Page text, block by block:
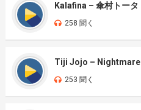
Kalafina – 傘村トータ
258 聞く
Tiji Jojo – Nightmare
253 聞く